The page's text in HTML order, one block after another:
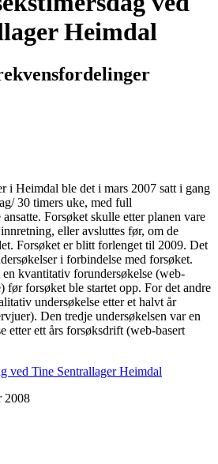
Heimdal
i Heimdal ble det i mars 2007 satt i gang
30 timers uke, med full
Forsøket skulle etter planen vare
eller avsluttes før, om de
Forsøket er blitt forlenget til 2009. Det
i forbindelse med forsøket.
kvantitativ forundersøkelse (web-
før forsøket ble startet opp. For det andre
undersøkelse etter et halvt år
Den tredje undersøkelsen var en
etter ett års forsøksdrift (web-basert
2008